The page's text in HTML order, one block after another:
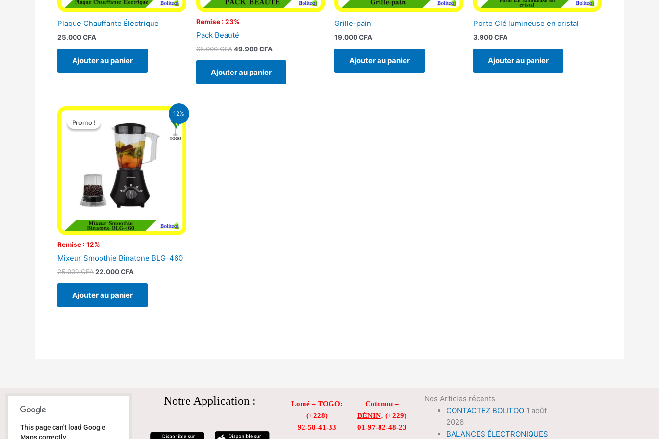
Plaque Chauffante Électrique
25.000CFA
Ajouter au panier
Remise : 23%
Pack Beauté
65.000CFA 49.900CFA
Ajouter au panier
Grille-pain
19.000CFA
Ajouter au panier
Porte Clé lumineuse en cristal
3.900CFA
Ajouter au panier
12%
Promo !
Remise : 12%
Promo !
Mixeur Smoothie Binatone BLG-460
25.000CFA
Le
initial
25.000 CFA.
22.000CFA
Le
actuel
est :
22.000 CFA.
Ajouter au panier
This page can't load Google
Maps correctly.
Notre Application : Lomé – TOGO:
(+228)
92-58-41-33
Cotonou –
BÉNIN: (+229)
01-97-82-48-23
Nos Articles récents
CONTACTEZ BOLITOO 1 août
2026
BALANCES ÉLECTRONIQUES